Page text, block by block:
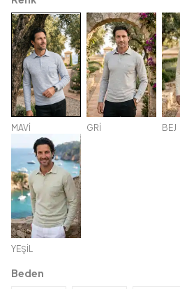
MAVİ GRİ BEJ
YEŞİL
Beden